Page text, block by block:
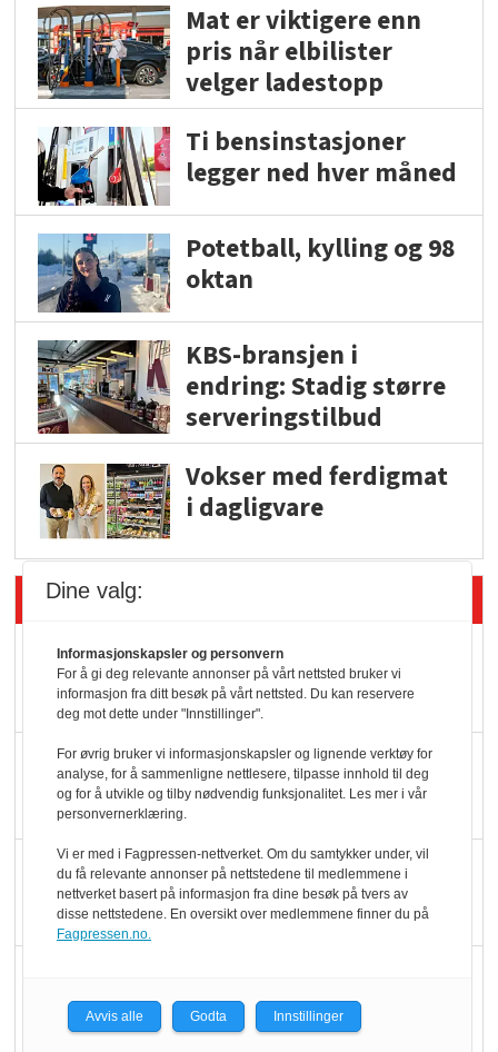
Mat er viktigere enn
pris når elbilister
velger ladestopp
Ti bensinstasjoner
legger ned hver måned
Potetball, kylling og 98
oktan
KBS-bransjen i
endring: Stadig større
serveringstilbud
Vokser med ferdigmat
i dagligvare
Siste artikler - Butikk i praksis
Rema-flaggskip
dundrer videre
Slik opprettholdes
ølsalget
Færre varer, men fulle
hyller
Dine valg:
Informasjonskapsler og personvern
For å gi deg relevante annonser på vårt nettsted bruker vi
informasjon fra ditt besøk på vårt nettsted. Du kan reservere
deg mot dette under "Innstillinger".
For øvrig bruker vi informasjonskapsler og lignende verktøy for
analyse, for å sammenligne nettlesere, tilpasse innhold til deg
og for å utvikle og tilby nødvendig funksjonalitet. Les mer i vår
personvernerklæring.
Vi er med i Fagpressen-nettverket. Om du samtykker under, vil
du få relevante annonser på nettstedene til medlemmene i
nettverket basert på informasjon fra dine besøk på tvers av
disse nettstedene. En oversikt over medlemmene finner du på
Fagpressen.no.
Avvis alle Godta Innstillinger